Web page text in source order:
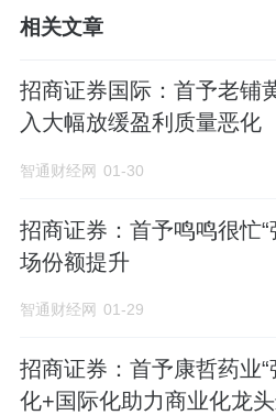
相关文章
招商证券国际：首予老铺
入大幅放缓盈利质量恶化
智通财经网 01-30
招商证券：首予鸣鸣很忙
场份额提升
智通财经网 01-29
招商证券：首予康哲药业
化+国际化助力商业化龙